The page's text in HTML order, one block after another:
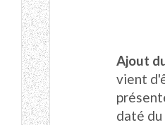
Ajout
vient
daté